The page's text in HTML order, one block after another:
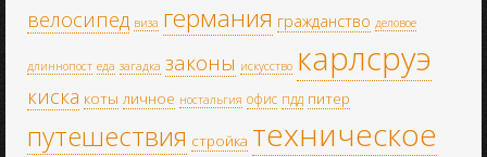
велосипед виза германия гражданство деловое
длиннопост еда загадка законы искусство карлсруэ
киска коты личное ностальгия офис пдд питер
путешествия стройка техническое